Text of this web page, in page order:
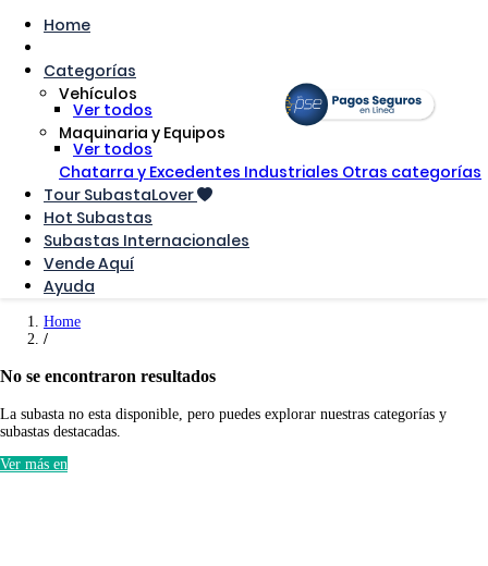
Home
Categorías
Vehículos
Ver todos
Maquinaria y Equipos
Ver todos
Chatarra y Excedentes Industriales Otras categorías
Tour SubastaLover
Hot Subastas
Subastas Internacionales
Vende Aquí
Ayuda
Home
No se encontraron resultados
La subasta no esta disponible, pero puedes explorar nuestras categorías y
subastas destacadas.
Ver más en